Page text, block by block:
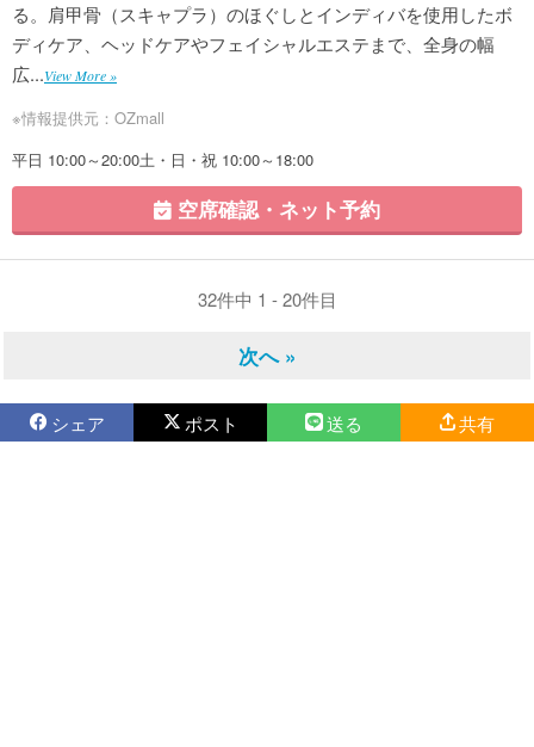
る。肩甲骨（スキャプラ）のほぐしとインディバを使用したボ
ディケア、ヘッドケアやフェイシャルエステまで、全身の幅
広...View More »
※情報提供元：OZmall
平日 10:00～20:00土・日・祝 10:00～18:00
空席確認・ネット予約
32件中 1 - 20件目
次へ »
シェア ポスト 送る 共有